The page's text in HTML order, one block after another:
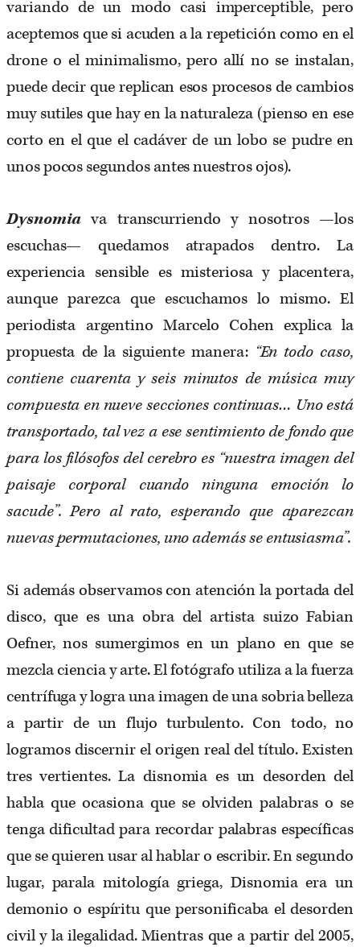
variando de un modo casi imperceptible, pero
aceptemos que si acuden a la repetición como en el
drone o el minimalismo, pero allí no se instalan,
puede decir que replican esos procesos de cambios
muy sutiles que hay en la naturaleza (pienso en ese
corto en el que el cadáver de un lobo se pudre en
unos pocos segundos antes nuestros ojos).
Dysnomiava transcurriendo y nosotros —los
escuchas— quedamos atrapados dentro. La
experiencia sensible es misteriosa y placentera,
aunque parezca que escuchamos lo mismo. El
periodista argentino Marcelo Cohen explica la
propuesta de la siguiente manera: “En todo caso,
contiene cuarenta y seis minutos de música muy
compuesta en nueve secciones continuas… Uno está
transportado, tal vez a ese sentimiento de fondo que
para los filósofos del cerebro es “nuestra imagen del
paisaje corporal cuando ninguna emoción lo
sacude”. Pero al rato, esperando que aparezcan
nuevas permutaciones, uno además se entusiasma”.
Si además observamos con atención la portada del
disco, que es una obra del artista suizo Fabian
Oefner, nos sumergimos en un plano en que se
mezcla ciencia y arte. El fotógrafo utiliza a la fuerza
centrífuga y logra una imagen de una sobria belleza
a partir de un flujo turbulento. Con todo, no
logramos discernir el origen real del título. Existen
tres vertientes. La disnomia es un desorden del
habla que ocasiona que se olviden palabras o se
tenga dificultad para recordar palabras específicas
que se quieren usar al hablar o escribir. En segundo
lugar, parala mitología griega, Disnomia era un
demonio o espíritu que personificaba el desorden
civil y la ilegalidad. Mientras que a partir del 2005,